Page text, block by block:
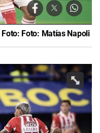
Foto: Foto: Matías Napoli